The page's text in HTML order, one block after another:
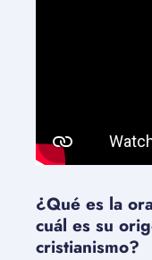
¿Qué es la
cuál es su
cristianismo?